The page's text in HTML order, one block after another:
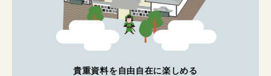
貴重資料を自由自在に楽しめる